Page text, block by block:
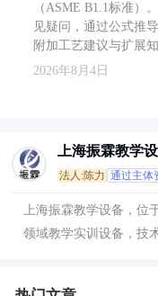
（ASME B1.1标准）
见疑问，通过公式推
附加工艺建议与扩展知
2026年8月4日
上海振霖教学
法人:陈力 通过主体
上海振霖教学设备，位
领域教学实训设备，技